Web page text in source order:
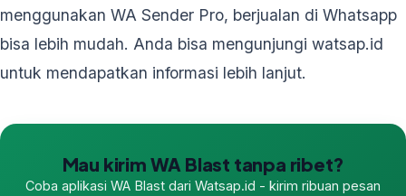
menggunakan WA Sender Pro, berjualan di Whatsapp
bisa lebih mudah. Anda bisa mengunjungi watsap.id
untuk mendapatkan informasi lebih lanjut.
Mau kirim WA Blast tanpa ribet?
Coba aplikasi WA Blast dari Watsap.id - kirim ribuan pesan